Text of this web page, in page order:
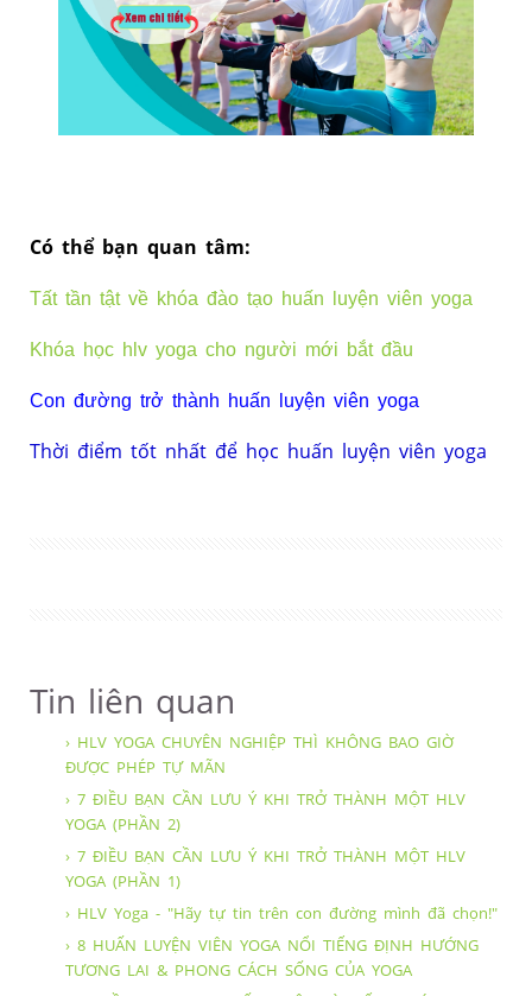
Có thể bạn ​quan tâm:
Tất tần tật về khóa đào tạo huấn luyện viên yoga
Khóa học hlv yoga cho người mới bắt đầu
Con đường trở thành huấn luyện viên yoga
Thời điểm tốt nhất để học huấn luyện viên yoga
Tin liên quan
› HLV YOGA CHUYÊN NGHIỆP THÌ KHÔNG BAO GIỜ
ĐƯỢC PHÉP TỰ MÃN
› 7 ĐIỀU BẠN CẦN LƯU Ý KHI TRỞ THÀNH MỘT HLV
YOGA (PHẦN 2)
› 7 ĐIỀU BẠN CẦN LƯU Ý KHI TRỞ THÀNH MỘT HLV
YOGA (PHẦN 1)
› HLV Yoga - "Hãy tự tin trên con đường mình đã chọn!"
› 8 HUẤN LUYỆN VIÊN YOGA NỔI TIẾNG ĐỊNH HƯỚNG
TƯƠNG LAI & PHONG CÁCH SỐNG CỦA YOGA